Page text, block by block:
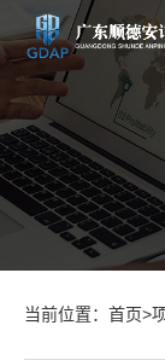
当前位置： 首页>